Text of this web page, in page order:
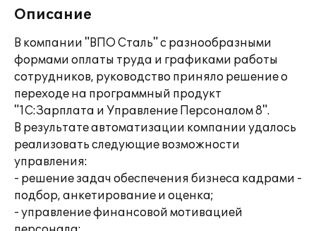
Описание
В компании "ВПО Сталь" с разнообразными
формами оплаты труда и графиками работы
сотрудников, руководство приняло решение о
переходе на программный продукт
"1С:Зарплата и Управление Персоналом 8".
В результате автоматизации компании удалось
реализовать следующие возможности
управления:
- решение задач обеспечения бизнеса кадрами -
подбор, анкетирование и оценка;
- управление финансовой мотивацией